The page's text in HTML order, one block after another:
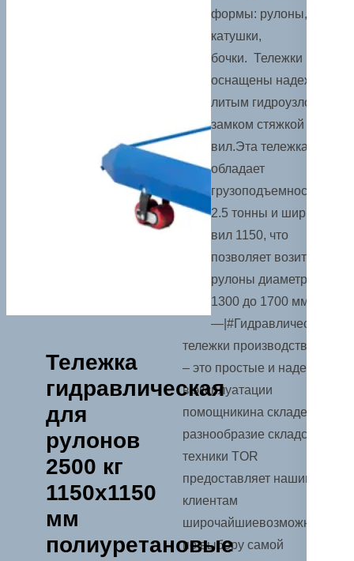
Тележка
гидравлическая
для
рулонов
2500 кг
1150х1150
мм
полиуретановые
формы: рулоны,
катушки,
бочки. Тележки
оснащены надежным
литым гидроузлом и
замком стяжкой
вил.Эта тележка
обладает
грузоподъемностью на
2.5 тонны и шириной
вил 1150, что
позволяет возить
рулоны диаметром от
1300 до 1700 мм.#|
—|#Гидравлические
тележки производства TOR
– это простые и надежные
в эксплуатации
помощникина складе. Все
разнообразие складской
техники TOR
предоставляет нашим
клиентам
широчайшиевозможности
по выбору самой